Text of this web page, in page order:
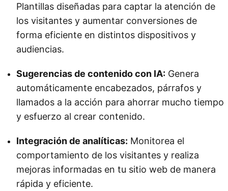
Plantillas diseñadas para captar la atención de
los visitantes y aumentar conversiones de
forma eficiente en distintos dispositivos y
audiencias.
Sugerencias de contenido con IA: Genera
automáticamente encabezados, párrafos y
llamados a la acción para ahorrar mucho tiempo
y esfuerzo al crear contenido.
Integración de analíticas: Monitorea el
comportamiento de los visitantes y realiza
mejoras informadas en tu sitio web de manera
rápida y eficiente.